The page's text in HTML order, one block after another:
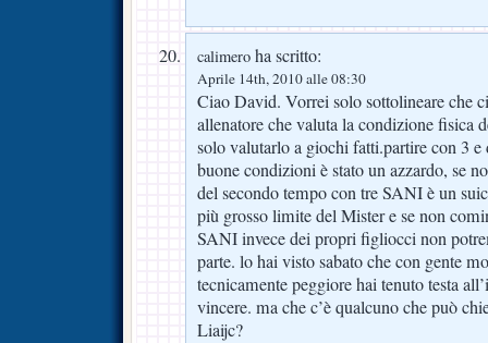
calimero ha scritto:
Aprile 14th, 2010 alle 08:30
Ciao David. Vorrei solo sottolineare che
allenatore che valuta la condizione fisica
solo valutarlo a giochi fatti.partire con 3
buone condizioni è stato un azzardo, se
del secondo tempo con tre SANI è un
più grosso limite del Mister e se non
SANI invece dei propri figliocci non
parte. lo hai visto sabato che con gente
tecnicamente peggiore hai tenuto testa
vincere. ma che c’è qualcuno che può
Liaijc?